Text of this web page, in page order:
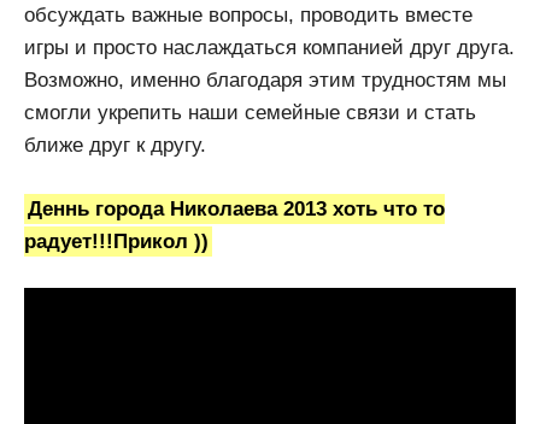
обсуждать важные вопросы, проводить вместе
игры и просто наслаждаться компанией друг друга.
Возможно, именно благодаря этим трудностям мы
смогли укрепить наши семейные связи и стать
ближе друг к другу.
Деннь города Николаева 2013 хоть что то
радует!!!Прикол ))